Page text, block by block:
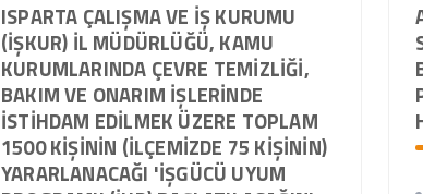
ISPARTA ÇALIŞMA VE İŞ KURUMU
(İŞKUR) İL MÜDÜRLÜĞÜ, KAMU
KURUMLARINDA ÇEVRE TEMIZLIĞI,
BAKIM VE ONARIM IŞLERINDE
ISTIHDAM EDILMEK ÜZERE TOPLAM
1500 KIŞININ (İLÇEMIZDE 75 KIŞININ)
YARARLANACAĞI 'İŞGÜCÜ UYUM